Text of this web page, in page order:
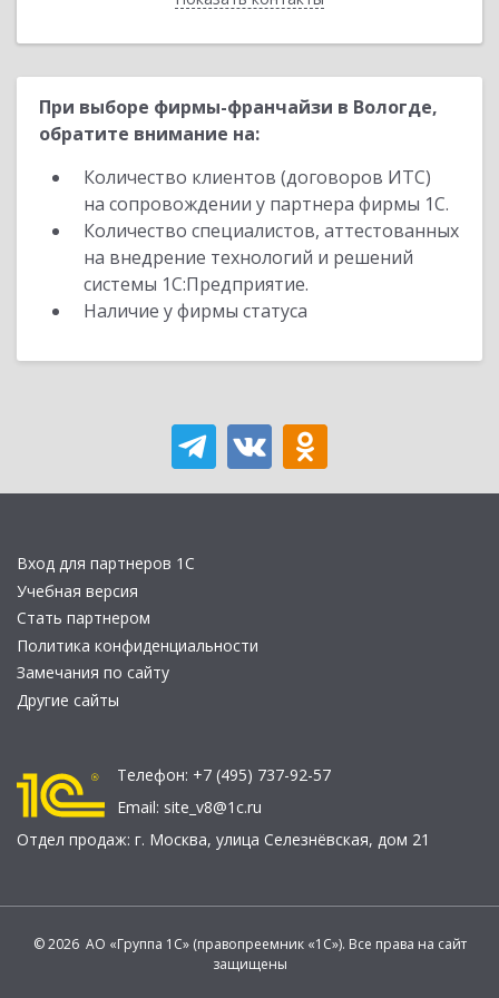
При выборе фирмы-франчайзи в Вологде,
обратите внимание на:
Количество клиентов (договоров ИТС)
на сопровождении у партнера фирмы 1С.
Количество специалистов, аттестованных
на внедрение технологий и решений
системы 1С:Предприятие.
Наличие у фирмы статуса
Вход для партнеров 1С
Учебная версия
Стать партнером
Политика конфиденциальности
Замечания по сайту
Другие сайты
Телефон: +7 (495) 737-92-57
Email: site_v8@1c.ru
Отдел продаж: г. Москва, улица Селезнёвская, дом 21
© 2026 АО «Группа 1С» (правопреемник «1С»). Все права на сайт
защищены